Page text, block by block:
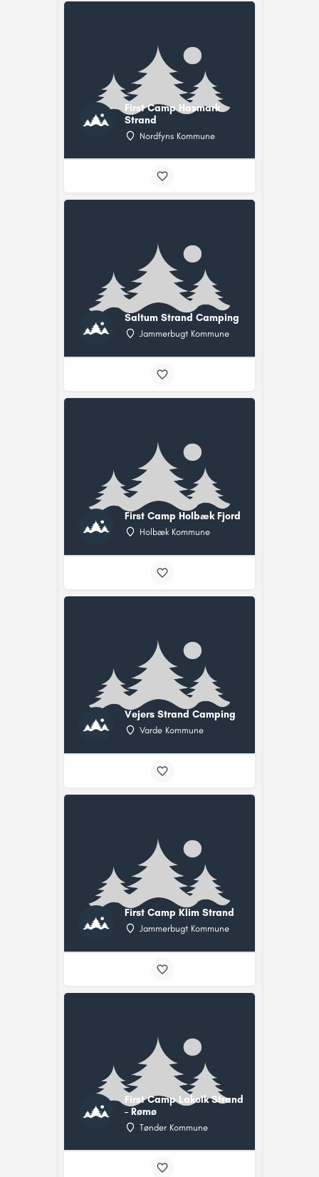
First Camp Hasmark
Strand
Nordfyns Kommune
Saltum Strand Camping
Jammerbugt Kommune
First Camp Holbæk Fjord
Holbæk Kommune
Vejers Strand Camping
Varde Kommune
First Camp Klim Strand
Jammerbugt Kommune
First Camp Lakolk Strand
– Rømø
Tønder Kommune